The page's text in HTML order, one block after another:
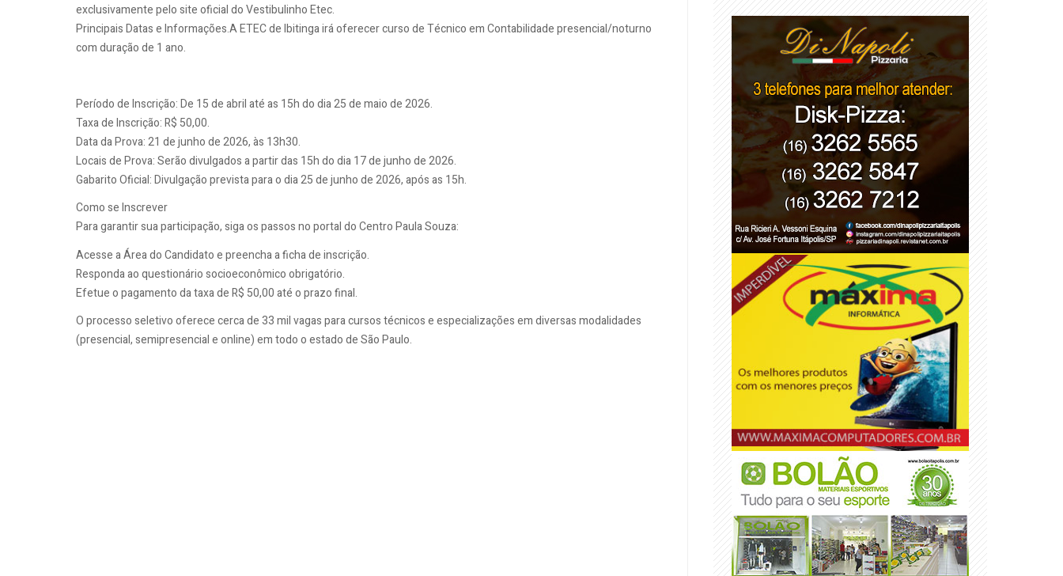
exclusivamente pelo site oficial do Vestibulinho Etec.
Principais Datas e Informações.A ETEC de Ibitinga irá oferecer curso de Técnico em Contabilidade presencial/noturno
com duração de 1 ano.
Período de Inscrição: De 15 de abril até as 15h do dia 25 de maio de 2026.
Taxa de Inscrição: R$ 50,00.
Data da Prova: 21 de junho de 2026, às 13h30.
Locais de Prova: Serão divulgados a partir das 15h do dia 17 de junho de 2026.
Gabarito Oficial: Divulgação prevista para o dia 25 de junho de 2026, após as 15h.
Como se Inscrever
Para garantir sua participação, siga os passos no portal do Centro Paula Souza:
Acesse a Área do Candidato e preencha a ficha de inscrição.
Responda ao questionário socioeconômico obrigatório.
Efetue o pagamento da taxa de R$ 50,00 até o prazo final.
O processo seletivo oferece cerca de 33 mil vagas para cursos técnicos e especializações em diversas modalidades
(presencial, semipresencial e online) em todo o estado de São Paulo.